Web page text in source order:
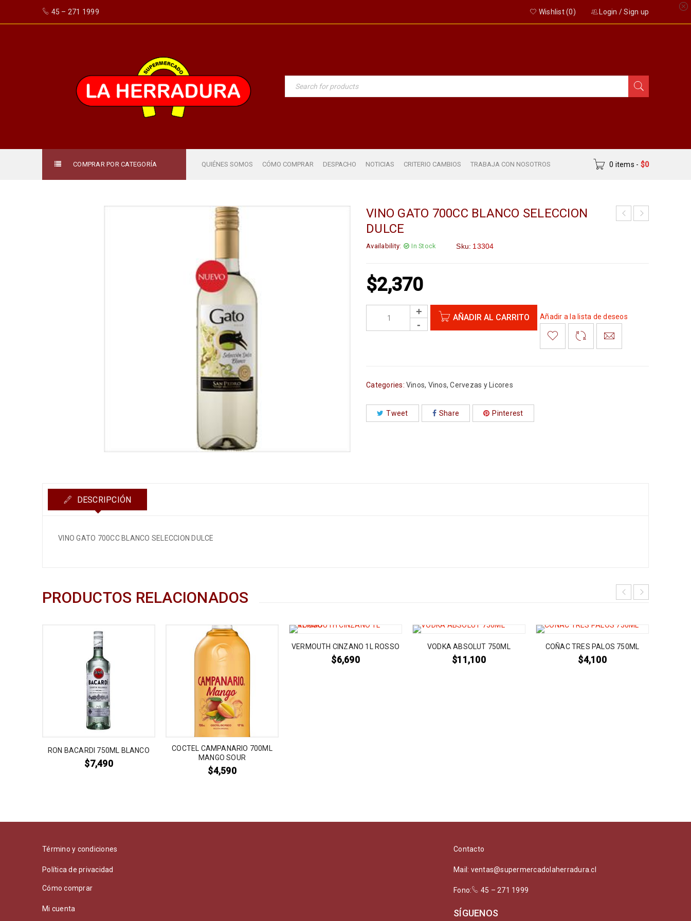
45 – 271 1999 Login /Sign up
Wishlist (0)
COMPRAR POR CATEGORÍA QUIÉNES SOMOS CÓMO COMPRAR DESPACHO NOTICIAS CRITERIO CAMBIOS TRABAJA CON NOSOTROS 0 items - $0
VINO GATO 700CC BLANCO SELECCION
DULCE
Availability: In Stock Sku: 13304
$2,370
AÑADIR AL CARRITO Añadir a la lista de deseos
Categories: Vinos, Vinos, Cervezas y Licores
Tweet Share Pinterest
DESCRIPCIÓN
VINO GATO 700CC BLANCO SELECCION DULCE
PRODUCTOS RELACIONADOS
RON BACARDI 750ML BLANCO
$7,490
COCTEL CAMPANARIO 700ML
MANGO SOUR
$4,590
VERMOUTH CINZANO 1L ROSSO
$6,690
VODKA ABSOLUT 750ML
$11,100
COÑAC TRES PALOS 750ML
$4,100
Término y condiciones
Política de privacidad
Cómo comprar
Mi cuenta
Contacto
Mail: ventas@supermercadolaherradura.cl
Fono: 45 – 271 1999
SÍGUENOS